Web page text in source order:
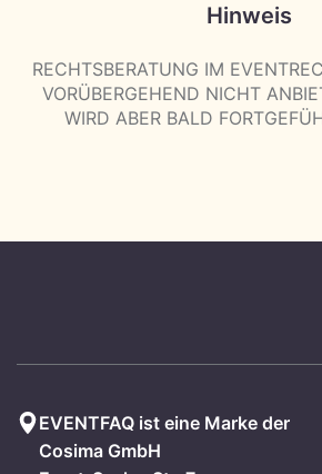
Hinweis
RECHTSBERATUNG IM
VORÜBERGEHEND NICHT
WIRD ABER BALD
EVENTFAQ ist eine Marke der
Cosima GmbH